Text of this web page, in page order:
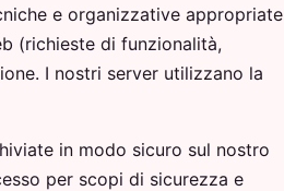
e organizzative appropriate
(richieste di funzionalità,
I nostri server utilizzano la
in modo sicuro sul nostro
per scopi di sicurezza e